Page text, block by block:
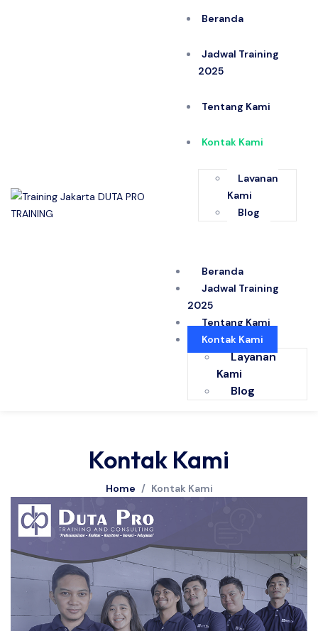
Beranda
Jadwal Training
2025
Tentang Kami
Kontak Kami
Layanan
Kami
Blog
Beranda
Jadwal Training
2025
Tentang Kami
Kontak Kami
Layanan
Kami
Blog
Kontak Kami
Home / Kontak Kami